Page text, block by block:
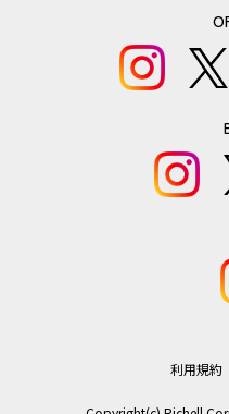
許可なく、本データ等の内容
ために本データ等を１部だけ
2.前項に定める場合のほか、
当社の請求に従って、当該損
本サービスの利用、あるいは
損害が生じても、当社は一切
第5条：本サービス
本サービスは、予告なく中止
利用規約